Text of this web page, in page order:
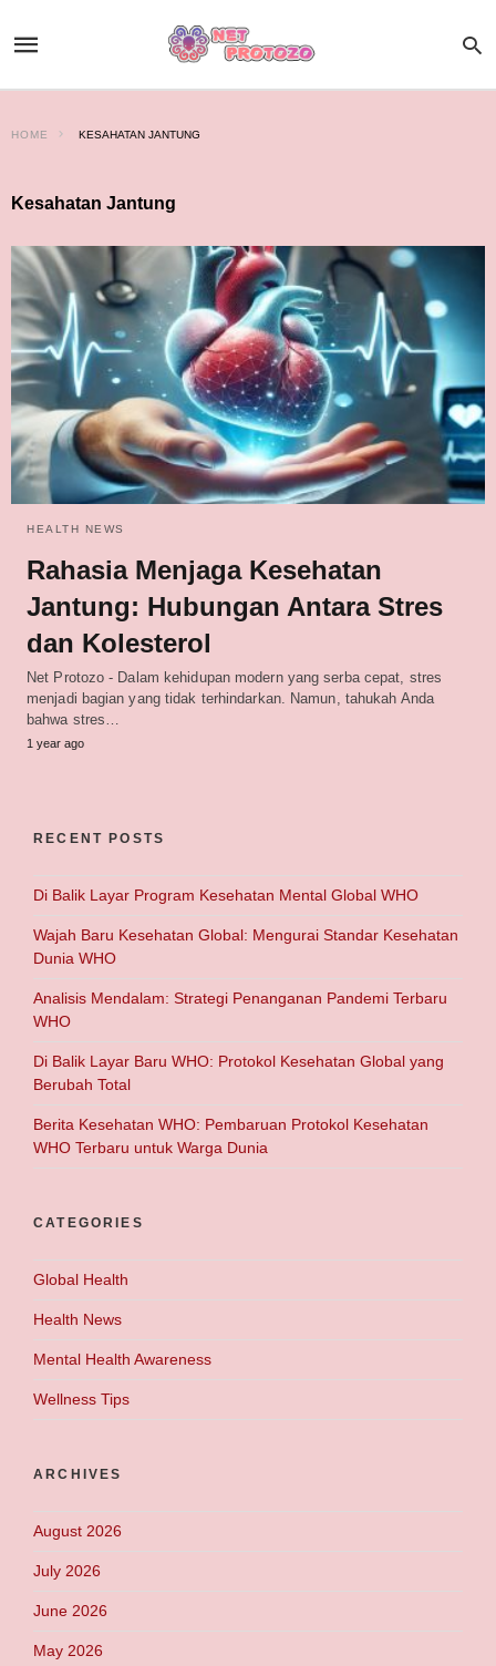
HOME KESAHATAN JANTUNG
Kesahatan Jantung
HEALTH NEWS
Rahasia Menjaga Kesehatan
Jantung: Hubungan Antara Stres
dan Kolesterol
Net Protozo - Dalam kehidupan modern yang serba cepat, stres
menjadi bagian yang tidak terhindarkan. Namun, tahukah Anda
bahwa stres…
1 year ago
RECENT POSTS
Di Balik Layar Program Kesehatan Mental Global WHO
Wajah Baru Kesehatan Global: Mengurai Standar Kesehatan
Dunia WHO
Analisis Mendalam: Strategi Penanganan Pandemi Terbaru
WHO
Di Balik Layar Baru WHO: Protokol Kesehatan Global yang
Berubah Total
Berita Kesehatan WHO: Pembaruan Protokol Kesehatan
WHO Terbaru untuk Warga Dunia
CATEGORIES
Global Health
Health News
Mental Health Awareness
Wellness Tips
ARCHIVES
August 2026
July 2026
June 2026
May 2026